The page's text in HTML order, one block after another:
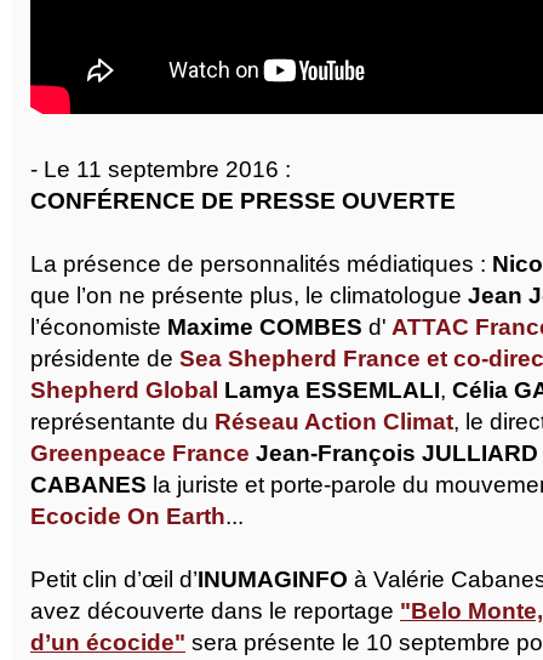
- Le 11 septembre 2016 :
CONFÉRENCE DE PRESSE OUVERTE
La présence de personnalités médiatiques :
que l’on ne présente plus, le climatologue Jean
l’économiste Maxime COMBES d' ATTAC
présidente de Sea Shepherd France et co-
Shepherd Global Lamya ESSEMLALI, Célia
représentante du Réseau Action Climat, le
Greenpeace France Jean-François JULLIARD
CABANES la juriste et porte-parole du
Ecocide On Earth...
Petit clin d’œil d’INUMAGINFO à Valérie
avez découverte dans le reportage "Belo
d’un écocide" sera présente le 10 septembre